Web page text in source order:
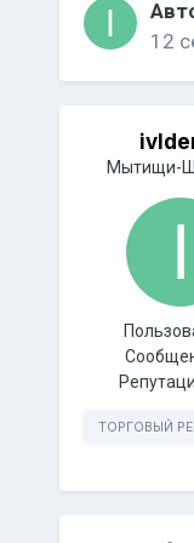
12
Мытищи-
ТОРГОВЫЙ